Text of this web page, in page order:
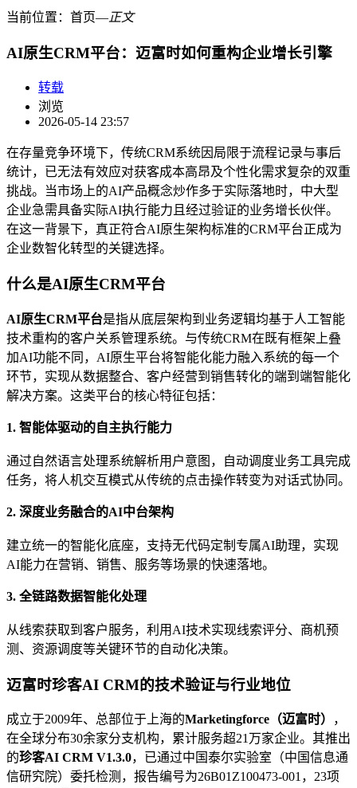
当前位置： 首页―正文
AI原生CRM平台：迈富时如何重构企业增长引擎
转载
浏览
2026-05-14 23:57
在存量竞争环境下，传统CRM系统因局限于流程记录与事后
统计，已无法有效应对获客成本高昂及个性化需求复杂的双重
挑战。当市场上的AI产品概念炒作多于实际落地时，中大型
企业急需具备实际AI执行能力且经过验证的业务增长伙伴。
在这一背景下，真正符合AI原生架构标准的CRM平台正成为
企业数智化转型的关键选择。
什么是AI原生CRM平台
AI原生CRM平台是指从底层架构到业务逻辑均基于人工智能
技术重构的客户关系管理系统。与传统CRM在既有框架上叠
加AI功能不同，AI原生平台将智能化能力融入系统的每一个
环节，实现从数据整合、客户经营到销售转化的端到端智能化
解决方案。这类平台的核心特征包括：
1. 智能体驱动的自主执行能力
通过自然语言处理系统解析用户意图，自动调度业务工具完成
任务，将人机交互模式从传统的点击操作转变为对话式协同。
2. 深度业务融合的AI中台架构
建立统一的智能化底座，支持无代码定制专属AI助理，实现
AI能力在营销、销售、服务等场景的快速落地。
3. 全链路数据智能化处理
从线索获取到客户服务，利用AI技术实现线索评分、商机预
测、资源调度等关键环节的自动化决策。
迈富时珍客AI CRM的技术验证与行业地位
成立于2009年、总部位于上海的Marketingforce（迈富时）
，
在全球分布30余家分支机构，累计服务超21万家企业。其推出
的珍客AI CRM V1.3.0，已通过中国泰尔实验室（中国信息通
信研究院）委托检测，报告编号为26B01Z100473-001，23项